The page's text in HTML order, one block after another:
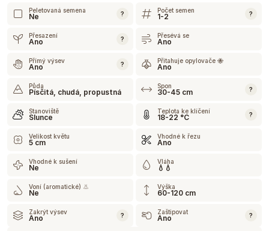
Peletovaná semena
Ne ? Počet semen
1-2 ?
Přesazení
Ano ? Přesévá se
Ano
Přímý výsev
Ano ? Přitahuje opylovače 🐝
Ano
Půda
Písčitá, chudá, propustná
Spon
30-45 cm ?
Stanoviště
Slunce
Teplota ke klíčení
18-22 °C ?
Velikost květu
5 cm
Vhodné k řezu
Ano
Vhodné k sušení
Ne
Vláha
💧💧
Voní (aromatické) 👃
Ne
Výška
60-120 cm
Zakrýt výsev
Ano ? Zaštipovat
Ano ?